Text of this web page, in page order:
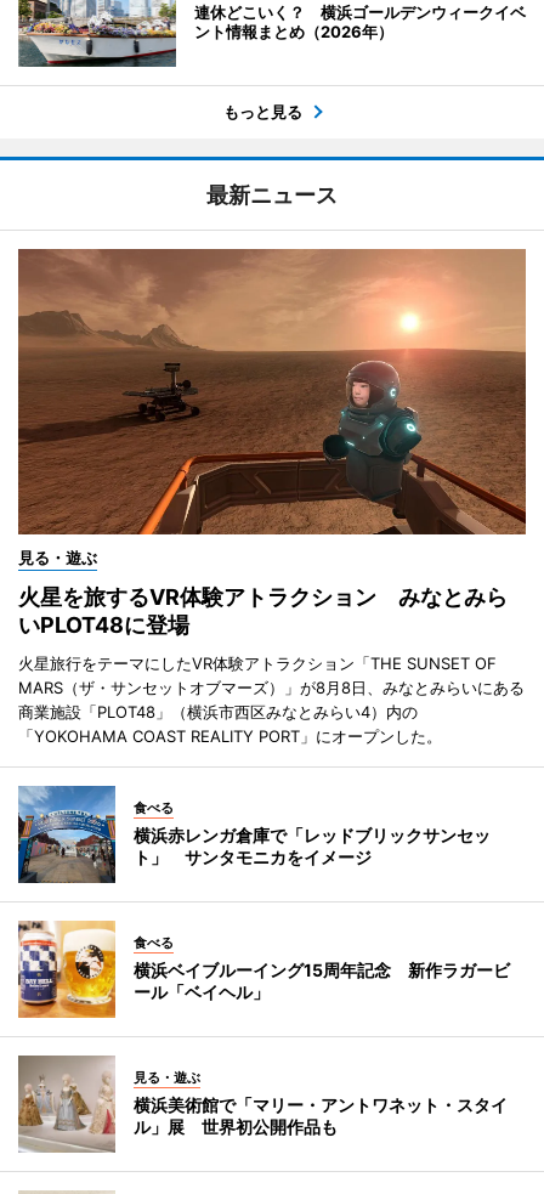
連休どこいく？ 横浜ゴールデンウィークイベ
ント情報まとめ（2026年）
もっと見る
最新ニュース
見る・遊ぶ
火星を旅するVR体験アトラクション みなとみら
いPLOT48に登場
火星旅行をテーマにしたVR体験アトラクション「THE SUNSET OF
MARS（ザ・サンセットオブマーズ）」が8月8日、みなとみらいにある
商業施設「PLOT48」（横浜市西区みなとみらい4）内の
「YOKOHAMA COAST REALITY PORT」にオープンした。
食べる
横浜赤レンガ倉庫で「レッドブリックサンセッ
ト」 サンタモニカをイメージ
食べる
横浜ベイブルーイング15周年記念 新作ラガービ
ール「ベイヘル」
見る・遊ぶ
横浜美術館で「マリー・アントワネット・スタイ
ル」展 世界初公開作品も